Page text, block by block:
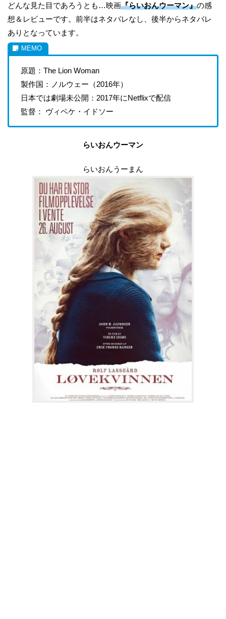
どんな見た目であろうとも…映画『らいおんウーマン』の感
想＆レビューです。前半はネタバレなし、後半からネタバレ
ありとなっています。
原題：The Lion Woman
製作国：ノルウェー（2016年）
日本では劇場未公開：2017年にNetflixで配信
監督： ヴィベケ・イドソー
らいおんウーマン
らいおんうーまん